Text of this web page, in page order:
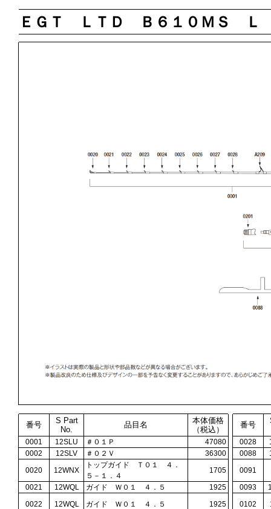
ＥＧＴ ＬＴＤ Ｂ６１０ＭＳ Ｌ
番号
S Part
No.
品目名
本体価格
（税込）
番号
0001 12SLU ＃０１Ｐ 47080 0028
0002
12SLV ＃０２Ｖ 36300 0088
0020
12WNX
トップガイド Ｔ０１ ４．
５－１．４
1705 0091
0021
12WQL ガイド Ｗ０１ ４．５ 1925 0093
0022
12WQL ガイド Ｗ０１ ４．５ 1925 0102